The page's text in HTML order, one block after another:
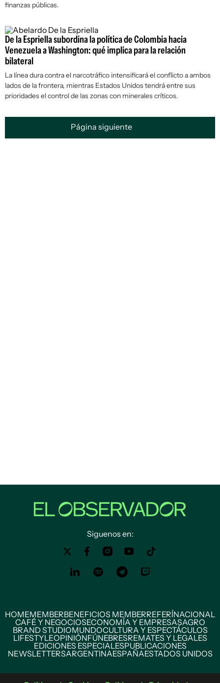
finanzas públicas.
De la Espriella subordina la política de Colombia hacia
Venezuela a Washington: qué implica para la relación
bilateral
La línea dura contra el narcotráfico intensificará el conflicto a ambos
lados de la frontera, mientras Estados Unidos tendrá entre sus
prioridades el control de las zonas con minerales críticos.
Página siguiente
Siguenos en:
HOMEMEMBERBENEFICIOS MEMBERREFERÍNACIONAL
CAFÉ Y NEGOCIOSECONOMÍA Y EMPRESASAGRO
BRAND STUDIOMUNDOCULTURA Y ESPECTÁCULOS
LIFESTYLEOPINIÓNFÚNEBRESREMATES Y LEGALES
EDICIONES ESPECIALESPUBLICACIONES
NEWSLETTERSARGENTINAESPAÑAESTADOS UNIDOS